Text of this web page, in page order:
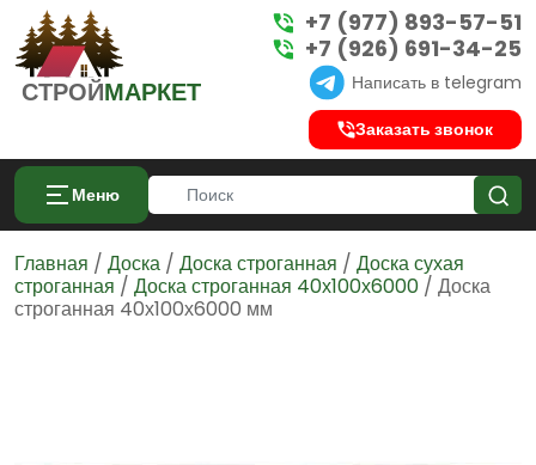
СТРОЙМАРКЕТ
+7 (977) 893-57-51
+7 (926) 691-34-25
Написать в telegram
Заказать звонок
Меню
Главная / Доска / Доска строганная / Доска сухая
строганная / Доска строганная 40х100х6000 / Доска
строганная 40х100х6000 мм